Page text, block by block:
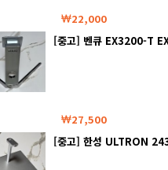
22,000
[중고] 벤큐 EX3200-T
27,500
[중고] 한성 ULTRON